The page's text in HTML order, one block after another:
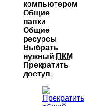
компьютером
Общие
папки
Общие
ресурсы
Выбрать
нужный ПКМ
Прекратить
доступ.